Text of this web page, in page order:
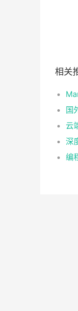
相关
国
云
深
编